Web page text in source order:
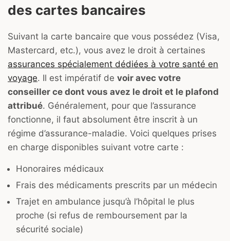
des cartes bancaires
Suivant la carte bancaire que vous possédez (Visa,
Mastercard, etc.), vous avez le droit à certaines
assurances spécialement dédiées à votre santé en
voyage. Il est impératif de voir avec votre
conseiller ce dont vous avez le droit et le plafond
attribué. Généralement, pour que l’assurance
fonctionne, il faut absolument être inscrit à un
régime d’assurance-maladie. Voici quelques prises
en charge disponibles suivant votre carte :
Honoraires médicaux
Frais des médicaments prescrits par un médecin
Trajet en ambulance jusqu’à l’hôpital le plus
proche (si refus de remboursement par la
sécurité sociale)